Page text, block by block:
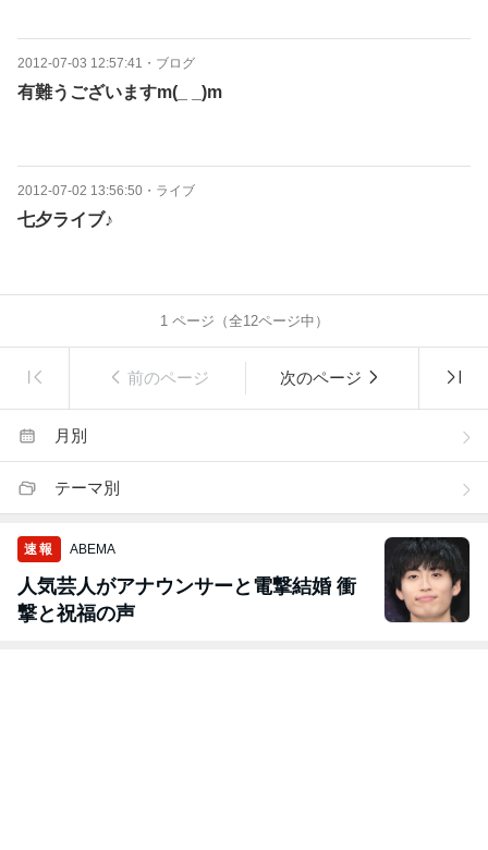
2012-07-03 12:57:41 ・ ブログ
有難うございますm(_ _)m
2012-07-02 13:56:50 ・ ライブ
七夕ライブ♪
1ページ（全12ページ中）
前のページ 次のページ
月別
テーマ別
速報 ABEMA
人気芸人がアナウンサーと電撃結婚 衝
撃と祝福の声